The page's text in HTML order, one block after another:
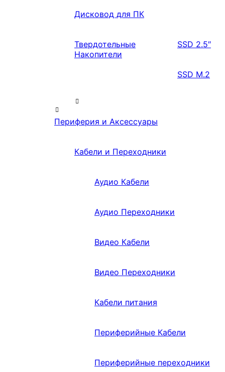
Дисковод для ПК
Твердотельные
Накопители
SSD 2.5″
SSD M.2
Периферия и Аксессуары
Кабели и Переходники
Аудио Кабели
Аудио Переходники
Видео Кабели
Видео Переходники
Кабели питания
Периферийные Кабели
Периферийные переходники